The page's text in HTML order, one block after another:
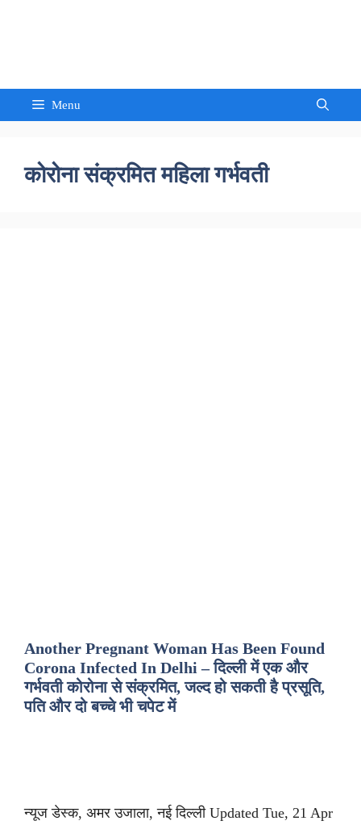
Menu
कोरोना संक्रमित महिला गर्भवती
Another Pregnant Woman Has Been Found
Corona Infected In Delhi – दिल्ली में एक और
गर्भवती कोरोना से संक्रमित, जल्द हो सकती है प्रसूति,
पति और दो बच्चे भी चपेट में
न्यूज डेस्क, अमर उजाला, नई दिल्ली Updated Tue, 21 Apr